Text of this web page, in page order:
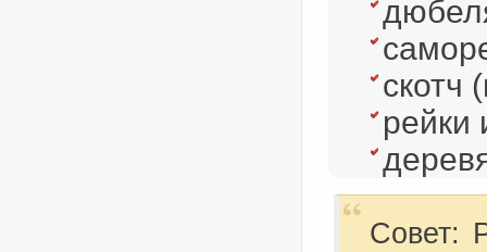
скотч
рейки
Совет: